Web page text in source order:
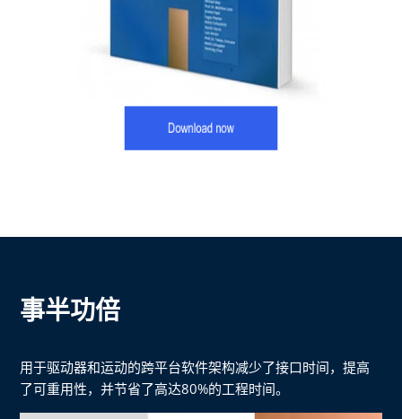
事半功倍
用于驱动器和运动的跨平台软件架构减少了接口时间，提高
了可重用性，并节省了高达80%的工程时间。